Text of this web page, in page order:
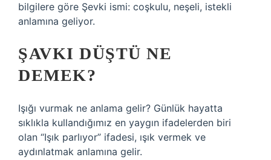
bilgilere göre Şevki ismi: coşkulu, neşeli, istekli
anlamına geliyor.
ŞAVKI DÜŞTÜ NE
DEMEK?
Işığı vurmak ne anlama gelir? Günlük hayatta
sıklıkla kullandığımız en yaygın ifadelerden biri
olan “Işık parlıyor” ifadesi, ışık vermek ve
aydınlatmak anlamına gelir.